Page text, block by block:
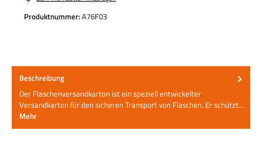
Produktnummer:A76F03
Beschreibung
Der Flaschenversandkarton ist ein speziell entwickelter
Versandkarton für den sicheren Transport von Flaschen. Er schützt…
Mehr